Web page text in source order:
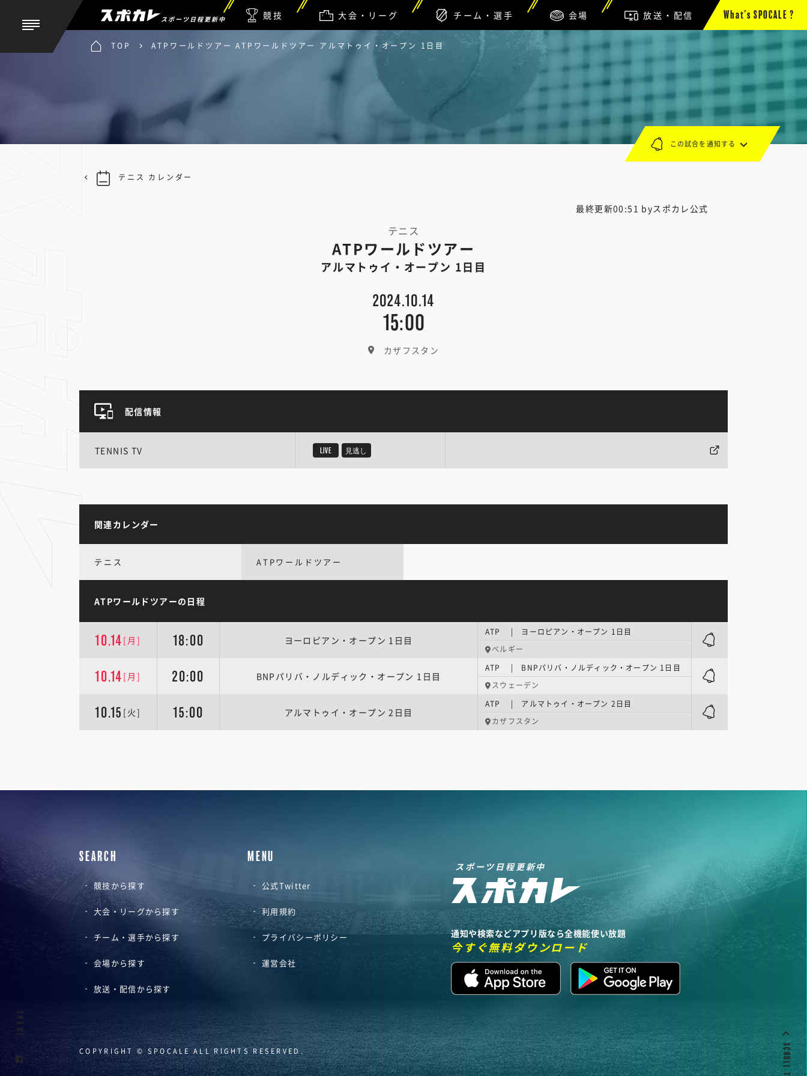
スポーツ日程更新中 競技 大会・リーグ チーム・選手 会場 放送・配信 What’s SPOCALE ?
TOP ATPワールドツアー ATPワールドツアー アルマトゥイ・オープン 1日目
最終更新00:51 byスポカレ公式
テニス
ATPワールドツアー
アルマトゥイ・オープン 1日目
2024.10.14
15:00
カザフスタン
この試合を通知する
テニス カレンダー
配信情報
TENNIS TV LIVE 見逃し
関連カレンダー
テニス ATPワールドツアー
ATPワールドツアーの日程
10.14 [月] 18:00 ヨーロピアン・オープン 1日目
ATP | ヨーロピアン・オープン 1日目
ベルギー
10.14 [月] 20:00 BNPパリバ・ノルディック・オープン 1日目
ATP | BNPパリバ・ノルディック・オープン 1日目
スウェーデン
10.15 [火] 15:00 アルマトゥイ・オープン 2日目
ATP | アルマトゥイ・オープン 2日目
カザフスタン
SEARCH
競技から探す
大会・リーグから探す
チーム・選手から探す
会場から探す
放送・配信から探す
MENU
公式Twitter
利用規約
プライバシーポリシー
運営会社
スポーツ日程更新中
通知や検索などアプリ版なら全機能使い放題
今すぐ無料ダウンロード
COPYRIGHT © SPOCALE ALL RIGHTS RESERVED.
SHARE